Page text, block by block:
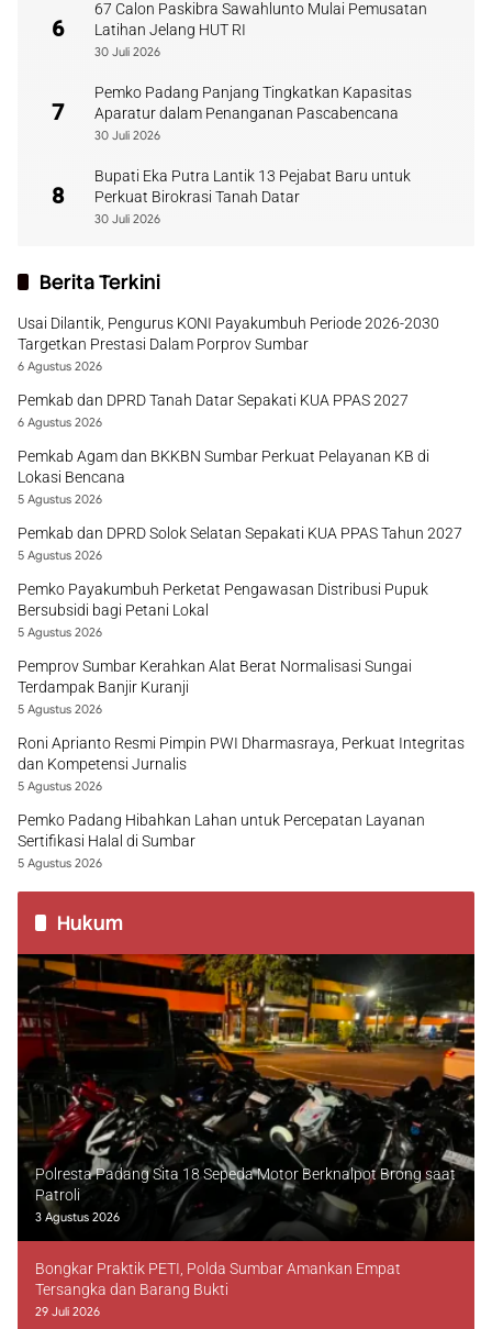
6
67 Calon Paskibra Sawahlunto Mulai Pemusatan
Latihan Jelang HUT RI
30 Juli 2026
7
Pemko Padang Panjang Tingkatkan Kapasitas
Aparatur dalam Penanganan Pascabencana
30 Juli 2026
8
Bupati Eka Putra Lantik 13 Pejabat Baru untuk
Perkuat Birokrasi Tanah Datar
30 Juli 2026
Berita Terkini
Usai Dilantik, Pengurus KONI Payakumbuh Periode 2026-2030
Targetkan Prestasi Dalam Porprov Sumbar
6 Agustus 2026
Pemkab dan DPRD Tanah Datar Sepakati KUA PPAS 2027
6 Agustus 2026
Pemkab Agam dan BKKBN Sumbar Perkuat Pelayanan KB di
Lokasi Bencana
5 Agustus 2026
Pemkab dan DPRD Solok Selatan Sepakati KUA PPAS Tahun 2027
5 Agustus 2026
Pemko Payakumbuh Perketat Pengawasan Distribusi Pupuk
Bersubsidi bagi Petani Lokal
5 Agustus 2026
Pemprov Sumbar Kerahkan Alat Berat Normalisasi Sungai
Terdampak Banjir Kuranji
5 Agustus 2026
Roni Aprianto Resmi Pimpin PWI Dharmasraya, Perkuat Integritas
dan Kompetensi Jurnalis
5 Agustus 2026
Pemko Padang Hibahkan Lahan untuk Percepatan Layanan
Sertifikasi Halal di Sumbar
5 Agustus 2026
Hukum
Polresta Padang Sita 18 Sepeda Motor Berknalpot Brong saat
Patroli
3 Agustus 2026
Bongkar Praktik PETI, Polda Sumbar Amankan Empat
Tersangka dan Barang Bukti
29 Juli 2026